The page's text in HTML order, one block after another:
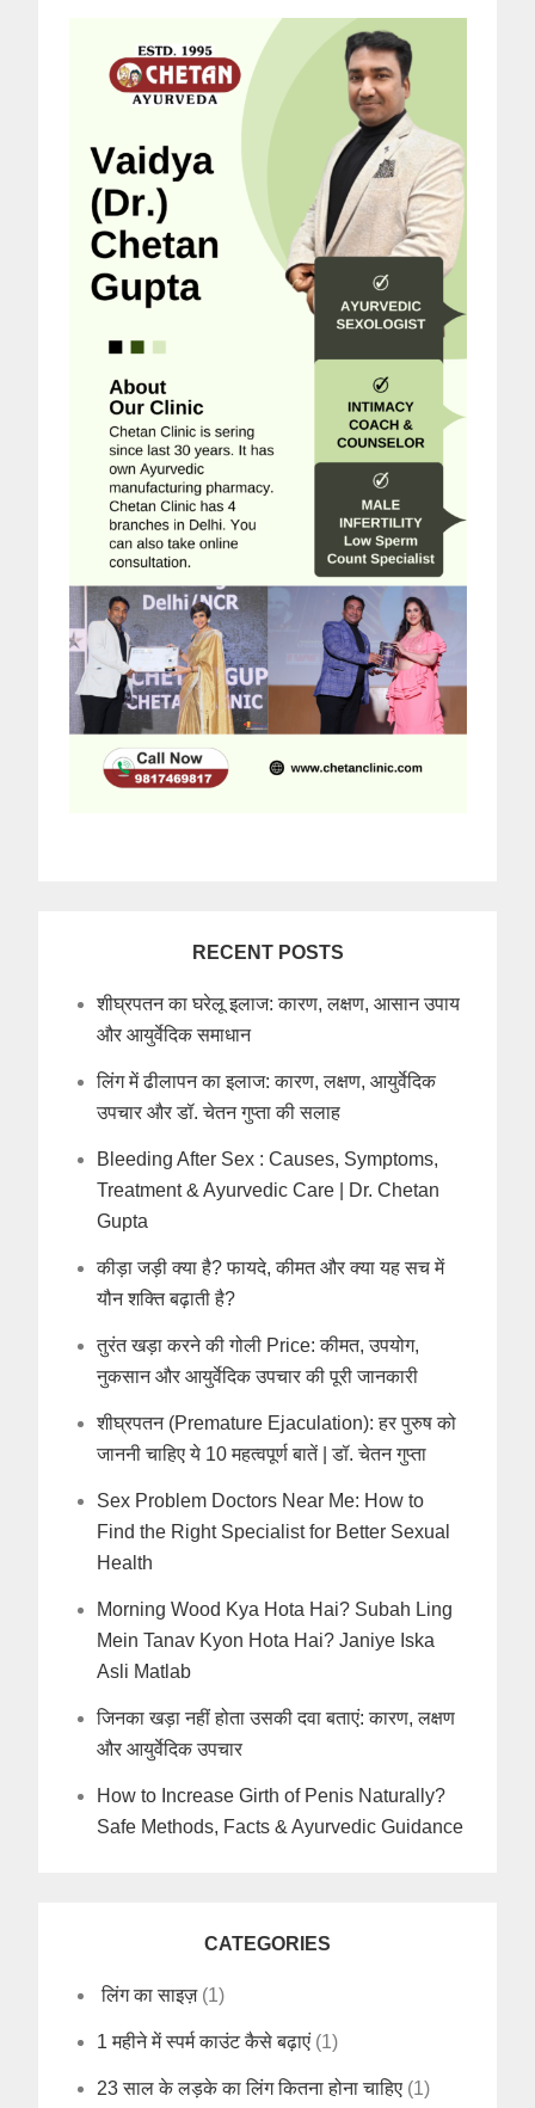
RECENT POSTS
शीघ्रपतन का घरेलू इलाज: कारण, लक्षण, आसान उपाय
और आयुर्वेदिक समाधान
लिंग में ढीलापन का इलाज: कारण, लक्षण, आयुर्वेदिक
उपचार और डॉ. चेतन गुप्ता की सलाह
Bleeding After Sex : Causes, Symptoms,
Treatment & Ayurvedic Care | Dr. Chetan
Gupta
कीड़ा जड़ी क्या है? फायदे, कीमत और क्या यह सच में
यौन शक्ति बढ़ाती है?
तुरंत खड़ा करने की गोली Price: कीमत, उपयोग,
नुकसान और आयुर्वेदिक उपचार की पूरी जानकारी
शीघ्रपतन (Premature Ejaculation): हर पुरुष को
जाननी चाहिए ये 10 महत्वपूर्ण बातें | डॉ. चेतन गुप्ता
Sex Problem Doctors Near Me: How to
Find the Right Specialist for Better Sexual
Health
Morning Wood Kya Hota Hai? Subah Ling
Mein Tanav Kyon Hota Hai? Janiye Iska
Asli Matlab
जिनका खड़ा नहीं होता उसकी दवा बताएं: कारण, लक्षण
और आयुर्वेदिक उपचार
How to Increase Girth of Penis Naturally?
Safe Methods, Facts & Ayurvedic Guidance
CATEGORIES
लिंग का साइज़(1)
1 महीने में स्पर्म काउंट कैसे बढ़ाएं (1)
23 साल के लड़के का लिंग कितना होना चाहिए (1)